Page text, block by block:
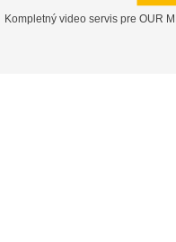
Kompletný video servis pre OUR